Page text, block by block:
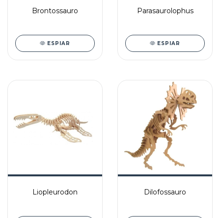
Brontossauro
ESPIAR
Parasaurolophus
ESPIAR
Liopleurodon Dilofossauro